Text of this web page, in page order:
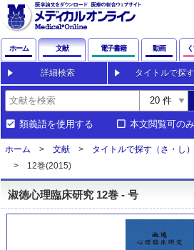
ホーム 文献 電子書籍 動画
詳細検索 タイトルで探す
類義語を使用する 本文閲覧可のみ
ホーム 文献 タイトルで探す（さ・し）
12巻(2015)
淑徳心理臨床研究 12巻 - 号